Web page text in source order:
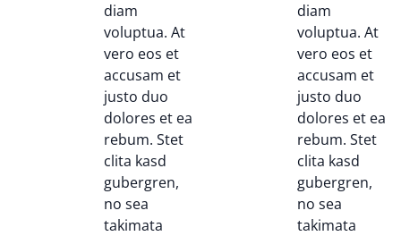
diam
voluptua. At
vero eos et
accusam et
justo duo
dolores et ea
rebum. Stet
clita kasd
gubergren,
no sea
takimata
diam
voluptua. At
vero eos et
accusam et
justo duo
dolores et ea
rebum. Stet
clita kasd
gubergren,
no sea
takimata